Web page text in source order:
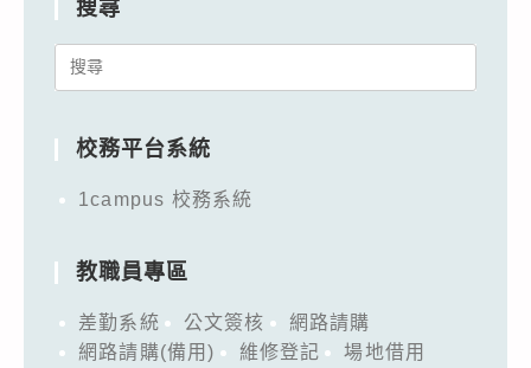
搜尋
Search
校務平台系統
1campus 校務系統
教職員專區
差勤系統 公文簽核
網路請購
網路請購(備用)
維修登記
場地借用